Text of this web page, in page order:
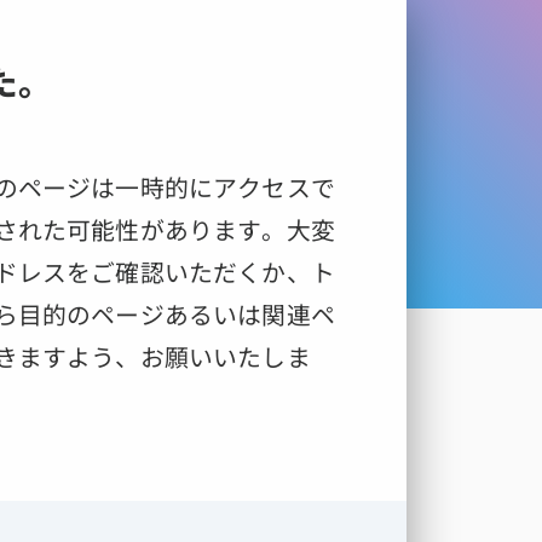
ページは一時的にアクセスで
れた可能性があります。大変
レスをご確認いただくか、ト
目的のページあるいは関連ペ
ますよう、お願いいたしま